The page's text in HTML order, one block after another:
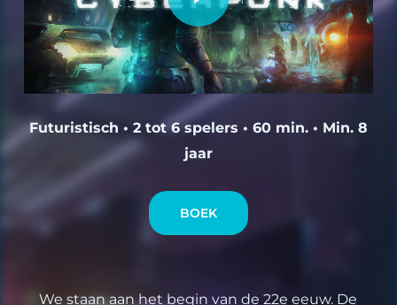
Futuristisch • 2 tot 6 spelers • 60 min. • Min. 8
jaar
BOEK
We staan aan het begin van de 22e eeuw. De